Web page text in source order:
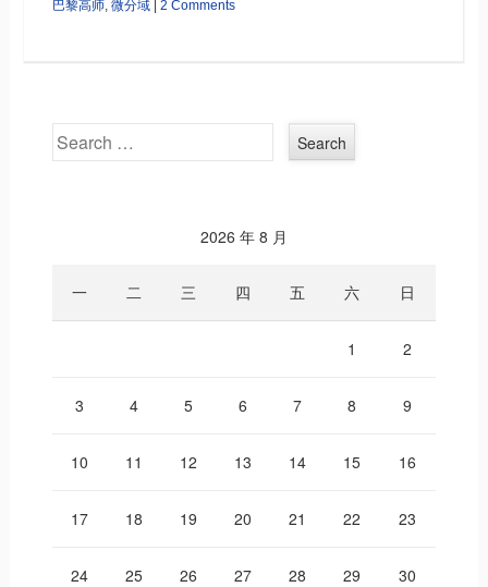
巴黎高师, 微分域 2 Comments
Search
2026 年 8 月
一 二 三 四 五 六 日
1 2
3 4 5 6 7 8 9
10 11 12 13 14 15 16
17 18 19 20 21 22 23
24 25 26 27 28 29 30